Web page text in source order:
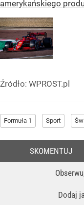
amerykańskiego
Źródło: WPROST.pl
Formuła 1 Sport
Dodaj
SKOMENTUJ